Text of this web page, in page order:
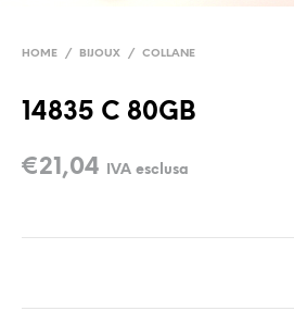
HOME / BIJOUX / COLLANE
14835 C 80GB
€21,04 IVA esclusa